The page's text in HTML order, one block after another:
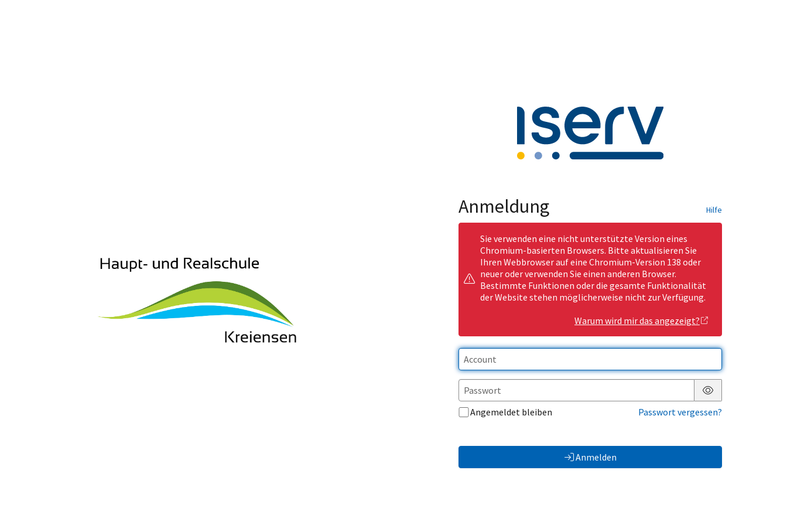
Anmeldung Hilfe
Sie verwenden eine nicht unterstützte Version eines
Chromium-basierten Browsers. Bitte aktualisieren Sie
Ihren Webbrowser auf eine Chromium-Version 138 oder
neuer oder verwenden Sie einen anderen Browser.
Bestimmte Funktionen oder die gesamte Funktionalität
der Website stehen möglicherweise nicht zur Verfügung.
Warum wird mir das angezeigt?
Passwort anzeigen
Angemeldet bleiben
Passwort vergessen?
Anmelden